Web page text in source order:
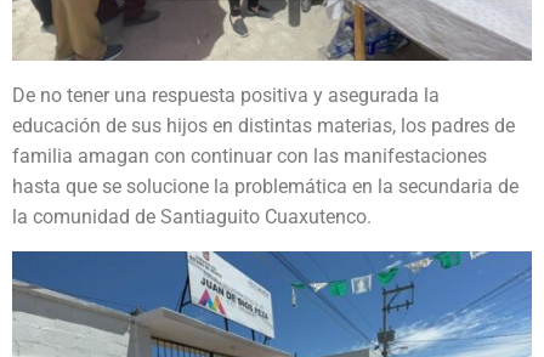
De no tener una respuesta positiva y asegurada la
educación de sus hijos en distintas materias, los padres de
familia amagan con continuar con las manifestaciones
hasta que se solucione la problemática en la secundaria de
la comunidad de Santiaguito Cuaxutenco.